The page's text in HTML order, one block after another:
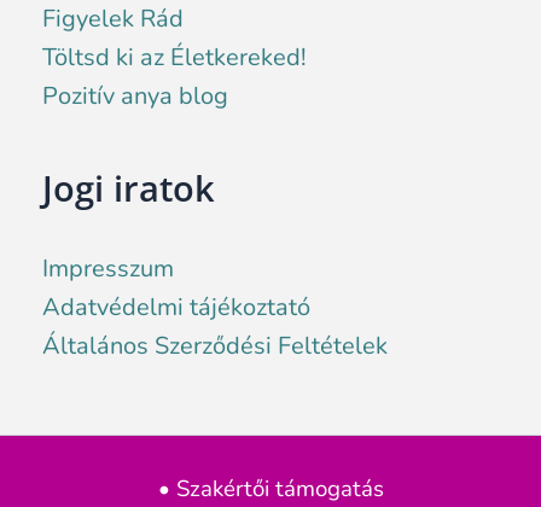
Figyelek Rád
Töltsd ki az Életkereked!
Pozitív anya blog
Jogi iratok
Impresszum
Adatvédelmi tájékoztató
Általános Szerződési Feltételek
• Szakértői támogatás